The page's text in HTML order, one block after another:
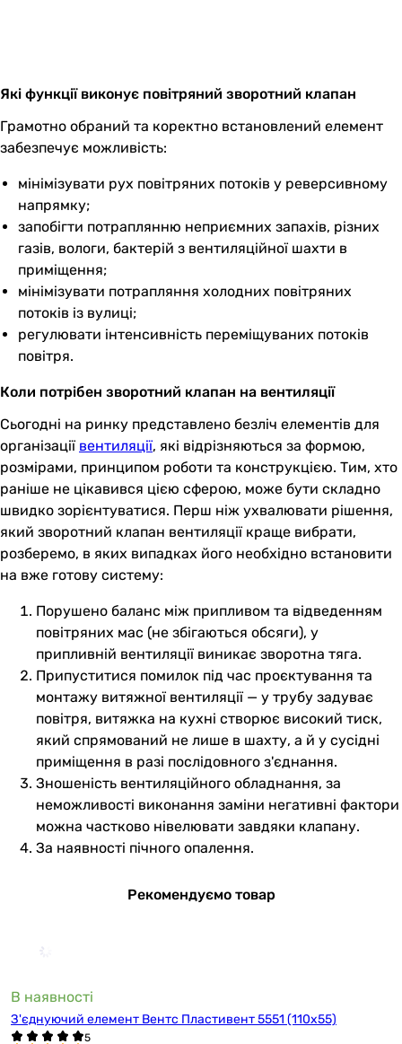
Які функції виконує повітряний зворотний клапан
Грамотно обраний та коректно встановлений елемент
забезпечує можливість:
мінімізувати рух повітряних потоків у реверсивному
напрямку;
запобігти потраплянню неприємних запахів, різних
газів, вологи, бактерій з вентиляційної шахти в
приміщення;
мінімізувати потрапляння холодних повітряних
потоків із вулиці;
регулювати інтенсивність переміщуваних потоків
повітря.
Коли потрібен зворотний клапан на вентиляції
Сьогодні на ринку представлено безліч елементів для
організації вентиляції, які відрізняються за формою,
розмірами, принципом роботи та конструкцією. Тим, хто
раніше не цікавився цією сферою, може бути складно
швидко зорієнтуватися. Перш ніж ухвалювати рішення,
який зворотний клапан вентиляції краще вибрати,
розберемо, в яких випадках його необхідно встановити
на вже готову систему:
Порушено баланс між припливом та відведенням
повітряних мас (не збігаються обсяги), у
припливній вентиляції виникає зворотна тяга.
Припуститися помилок під час проєктування та
монтажу витяжної вентиляції — у трубу задуває
повітря, витяжка на кухні створює високий тиск,
який спрямований не лише в шахту, а й у сусідні
приміщення в разі послідовного з'єднання.
Зношеність вентиляційного обладнання, за
неможливості виконання заміни негативні фактори
можна частково нівелювати завдяки клапану.
За наявності пічного опалення.
Рекомендуємо товар
В наявності
З'єднуючий елемент Вентс Пластивент 5551 (110х55)